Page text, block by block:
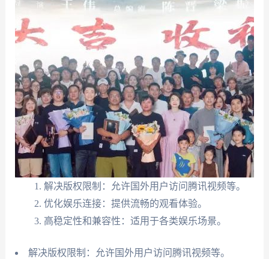
解决版权限制：允许国外用户访问腾讯视频等。
优化娱乐连接：提供流畅的观看体验。
高稳定性和兼容性：适用于各类娱乐场景。
解决版权限制：允许国外用户访问腾讯视频等。